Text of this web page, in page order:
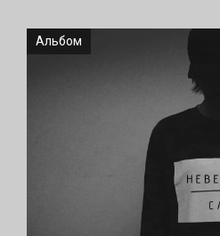
Альбом